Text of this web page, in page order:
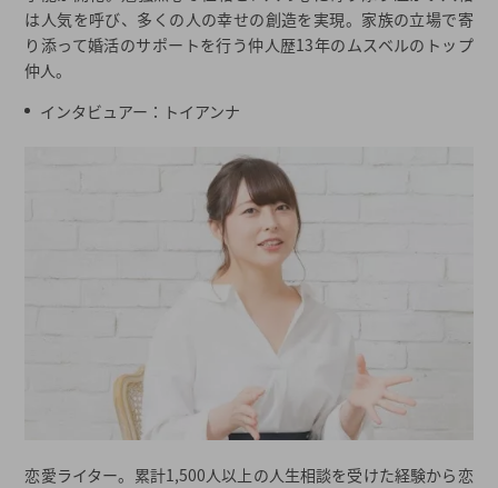
は人気を呼び、多くの人の幸せの創造を実現。家族の立場で寄
り添って婚活のサポートを行う仲人歴13年のムスベルのトップ
仲人。
インタビュアー：トイアンナ
恋愛ライター。累計1,500人以上の人生相談を受けた経験から恋